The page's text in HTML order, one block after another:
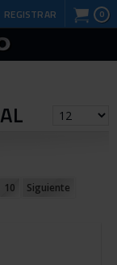
0
REGISTRAR
10 Siguiente